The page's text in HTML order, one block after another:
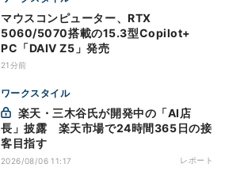
マウスコンピューター、RTX
5060/5070搭載の15.3型Copilot+
PC「DAIV Z5」発売
21分前
ワークスタイル
長」披露 楽天市場で24時間365日の接
客目指す
2026/08/06 11:17 レポート